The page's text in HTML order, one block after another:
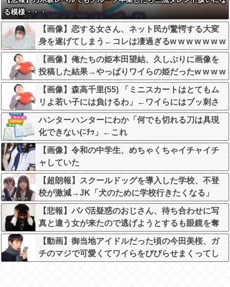
る模様・・・
【画像】恋する女さん、ネット民が驚愕する大変
身を遂げてしまう←コレは凄過ぎるw w w w w w w
w
【画像】俺たちの姫本田望結、久しぶりに画像を
投稿した結果→やっぱりワイらの姫だったw w w w
w w w w w w
【画像】森高千里(55) 「ミニスカートはとてもム
リよ若い子には負けるわ」←ワイらにはブッ刺さ
りまくってしまうw w w w w w
ハンターハンターにわか「何でも切れる刀は具現
化できない(ﾆﾁｯ」←これ
【画像】令和の中学生、めちゃくちゃイチャイチ
ャしていた
【超朗報】スクールドッグを導入した学校、不登
校が激減→JK「犬のために学校行きたくなる」
【悲報】パパ活疑惑のおじさん、待ち合わせに写
真と違う女が来たので逃げようとするも眼鏡を奪
われ可哀想なことになっているところを激写され
てしまう…
【動画】御当地アイドルだった頃の今田美桜、ガ
チのマジで可愛くてワイらをびびらせまくってし